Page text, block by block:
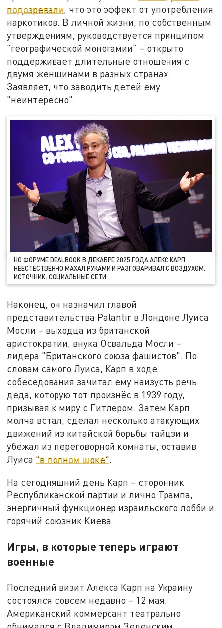
подозревали, что это эффект от употребления
наркотиков. В личной жизни, по собственным
утверждениям, руководствуется принципом
"географической моногамии" – открыто
поддерживает длительные отношения с
двумя женщинами в разных странах.
Заявляет, что заводить детей ему
"неинтересно".
НО ФОРУМЕ DEALBOOK В ДЕКАБРЕ 2025 ГОДА АЛЕКС КАРП
НЕЕСТЕСТВЕННО МАХАЛ РУКАМИ И РАЗГОВАРИВАЛ С ВОЗДУХОМ.
ИСТОЧНИК: СОЦИАЛЬНЫЕ СЕТИ
Наконец, он назначил главой
представительства Palantir в Лондоне Луиса
Мосли – выходца из британской
аристократии, внука Освальда Мосли –
лидера "Британского союза фашистов". По
словам самого Луиса, Карп в ходе
собеседования зачитал ему наизусть речь
деда, которую тот произнёс в 1939 году,
призывая к миру с Гитлером. Затем Карп
молча встал, сделал несколько атакующих
движений из китайской борьбы тайцзи и
убежал из переговорной комнаты, оставив
Луиса "в полном шоке".
На сегодняшний день Карп – сторонник
Республиканской партии и лично Трампа,
энергичный функционер израильского лобби и
горячий союзник Киева.
Игры, в которые теперь играют
военные
Последний визит Алекса Карп на Украину
состоялся совсем недавно – 12 мая.
Американский коммерсант театрально
обнимался с Владимиром Зеленским.